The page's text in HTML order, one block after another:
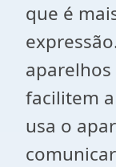
que é
facilitem
usa o